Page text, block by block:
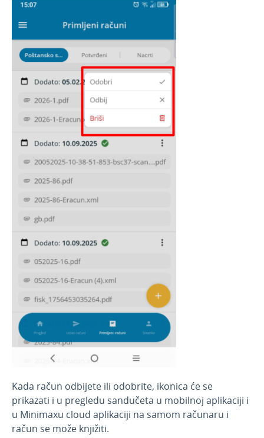
Kada račun odbijete ili odobrite, ikonica će se
prikazati i u pregledu sandučeta u mobilnoj aplikaciji i
u Minimaxu cloud aplikaciji na samom računaru i
račun se može knjižiti.